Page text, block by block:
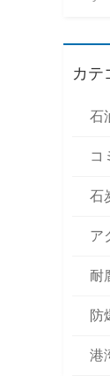
カテ
石
コ
石
ア
耐
防
港